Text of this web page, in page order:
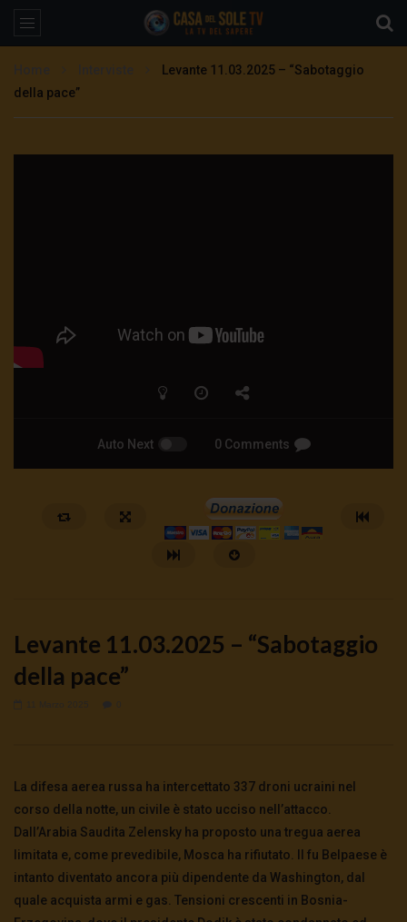
Levante 11.03.2025 – “Sabotaggio
della pace”
Auto Next 0 Comments
0
42 0 0 5 Agosto 2026 - LUD:
0
131
Levante 11.03.2025 – “Sabotaggio
della pace”
La difesa aerea russa ha intercettato 337 droni ucraini nel
corso della notte, un civile è stato ucciso nell’attacco.
Dall’Arabia Saudita Zelensky ha proposto una tregua aerea
limitata e, come prevedibile, Mosca ha rifiutato. Il fu Belpaese è
intanto diventato ancora più dipendente da Washington, dal
quale acquista armi e gas. Tensioni crescenti in Bosnia-